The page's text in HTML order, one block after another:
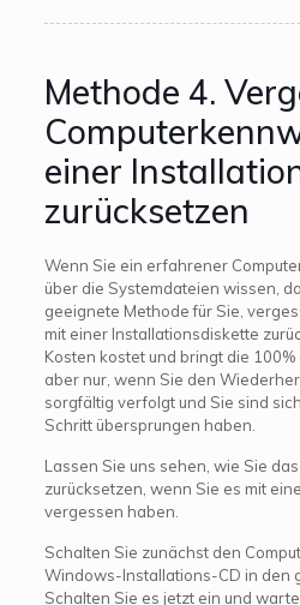
Methode 4.
einer
zurücksetzen
Wenn Sie ein erfahrener
über die Systemdateien wissen,
geeignete Methode für Sie,
mit einer Installationsdiskette
Kosten kostet und bringt die
aber nur, wenn Sie den
sorgfältig verfolgt und Sie sind
Schritt übersprungen haben.
Lassen Sie uns sehen, wie Sie
zurücksetzen, wenn Sie es mit
vergessen haben.
Schalten Sie zunächst den
Windows-Installations-CD in den
Schalten Sie es jetzt ein und